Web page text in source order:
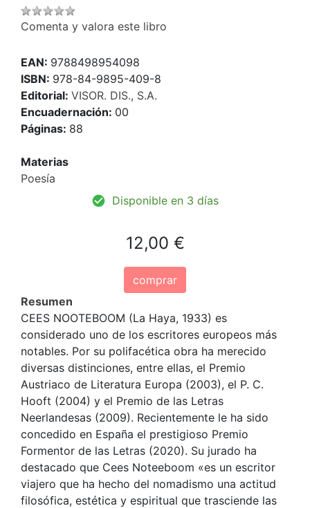
Comenta y valora este libro
EAN: 9788498954098
ISBN: 978-84-9895-409-8
Editorial: VISOR. DIS., S.A.
Encuadernación: 00
Páginas: 88
Materias
Poesía
Disponible en 3 días
12,00 €
comprar
Resumen
CEES NOOTEBOOM (La Haya, 1933) es
considerado uno de los escritores europeos más
notables. Por su polifacética obra ha merecido
diversas distinciones, entre ellas, el Premio
Austriaco de Literatura Europa (2003), el P. C.
Hooft (2004) y el Premio de las Letras
Neerlandesas (2009). Recientemente le ha sido
concedido en España el prestigioso Premio
Formentor de las Letras (2020). Su jurado ha
destacado que Cees Noteeboom «es un escritor
viajero que ha hecho del nomadismo una actitud
filosófica, estética y espiritual que trasciende las